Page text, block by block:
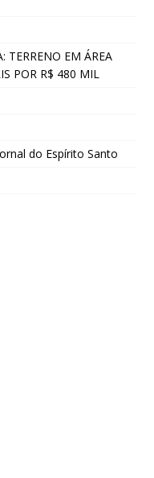
TERRENO EM ÁREA
POR R$ 480 MIL
do Espírito Santo